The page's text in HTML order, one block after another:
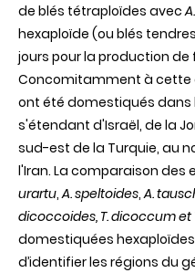
de blés tétraploïdes avec
hexaploïde (ou blés
jours pour la production de
Concomitamment à cette
ont été domestiqués dans
s'étendant d'Israël, de la
sud-est de la Turquie, au
l'Iran. La comparaison des
urartu,A. speltoides,A.
dicoccoides, T. dicoccum et
domestiquées
d’identifier les régions du